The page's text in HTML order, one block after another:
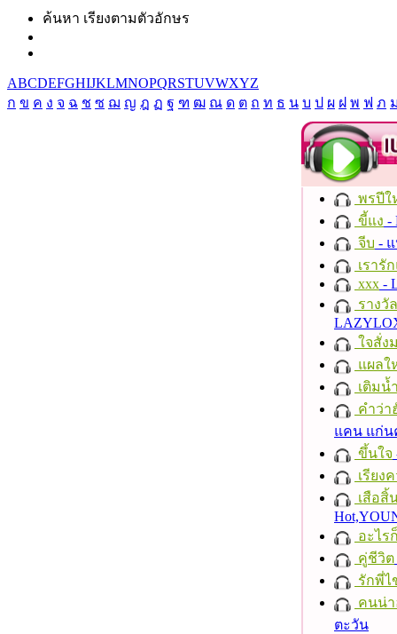
ค้นหา เรียงตามตัวอักษร
ABCDEFGHIJKLMNOPQRSTUVWXYZ
ก ข ค ง จ ฉ ช ซ ฌ ญ ฎ ฏ ฐ ฑ ฒ ณ ด ต ถ ท ธ น บ ป ผ ฝ พ ฟ ภ
พรปีใ
ขี้แง -
จีบ -
เรารั
xxx -
รางวั
ใจสั่ง
แผลใ
เติมน้
คำว่า
แคน แก่
ขึ้นใจ
เรียง
เสือสิ้
อะไร
คู่ชีวิต
รักพี่ไ
คนน่
ตะวัน